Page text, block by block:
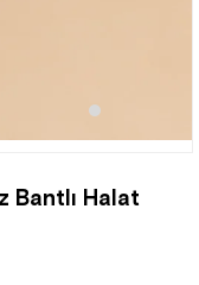
Bantlı Halat